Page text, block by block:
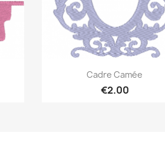
Quick view
Cadre Camée
€2.00